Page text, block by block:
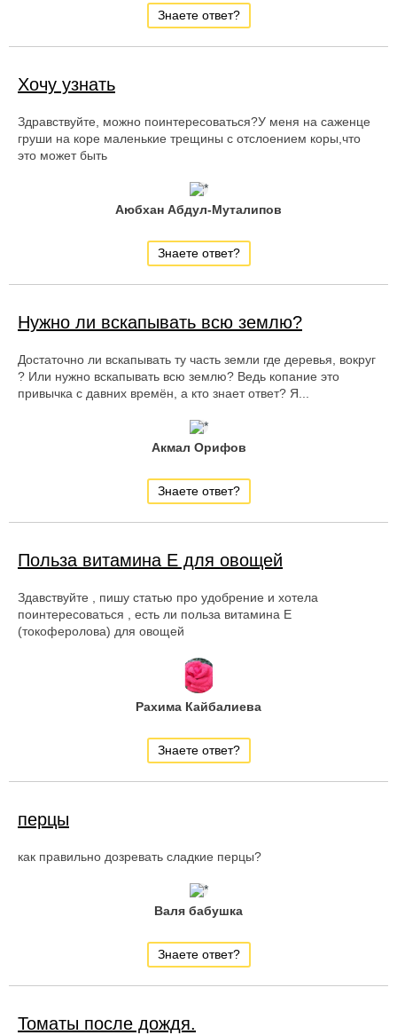
Знаете ответ?
Хочу узнать
Здравствуйте, можно поинтересоваться?У меня на саженце
груши на коре маленькие трещины с отслоением коры,что
это может быть
Аюбхан Абдул-Муталипов
Знаете ответ?
Нужно ли вскапывать всю землю?
Достаточно ли вскапывать ту часть земли где деревья, вокруг
? Или нужно вскапывать всю землю? Ведь копание это
привычка с давних времён, а кто знает ответ? Я...
Акмал Орифов
Знаете ответ?
Польза витамина Е для овощей
Здавствуйте , пишу статью про удобрение и хотела
поинтересоваться , есть ли польза витамина Е
(токоферолова) для овощей
Рахима Кайбалиева
Знаете ответ?
перцы
как правильно дозревать сладкие перцы?
Валя бабушка
Знаете ответ?
Томаты после дождя.